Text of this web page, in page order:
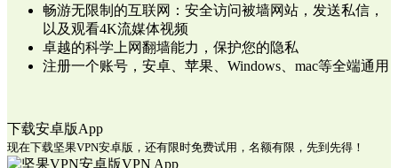
畅游无限制的互联网：安全访问被墙网站，发送私信，
以及观看4K流媒体视频
卓越的科学上网翻墙能力，保护您的隐私
注册一个账号，安卓、苹果、Windows、mac等全端通用
下载安卓版App
现在下载坚果VPN安卓版，还有限时免费试用，名额有限，先到先得！